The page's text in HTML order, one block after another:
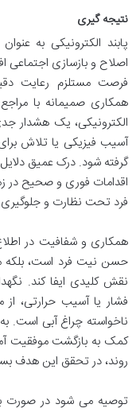
نتیجه گیری
پابند الکترونیکی به
اصلاح و بازسازی اجتماعی
فرصت مستلزم رعایت
همکاری صمیمانه با
الکترونیکی، یک هشدار
آسیب فیزیکی یا تلاش
گرفته شود. درک عمیق
اقدامات فوری و صحیح در
فرد تحت نظارت و
همکاری و شفافیت در
حسن نیت فرد است، بلکه
نقش کلیدی ایفا کند.
فشار یا آسیب حرارتی،
ناخواسته چراغ آبی است.
کمک به بازگشت موفقیت
روند، در تحقق این هدف
توصیه می شود در صورت